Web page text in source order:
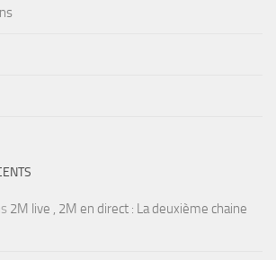
2M live , 2M en direct : La deuxième chaine